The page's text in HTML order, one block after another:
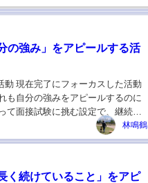
の強み」をアピールする活
現在完了にフォーカスした活動
も自分の強みをアピールするのに
面接試験に挑む設定で、継続用
...
林鳴鶴
く続けていること」をアピ